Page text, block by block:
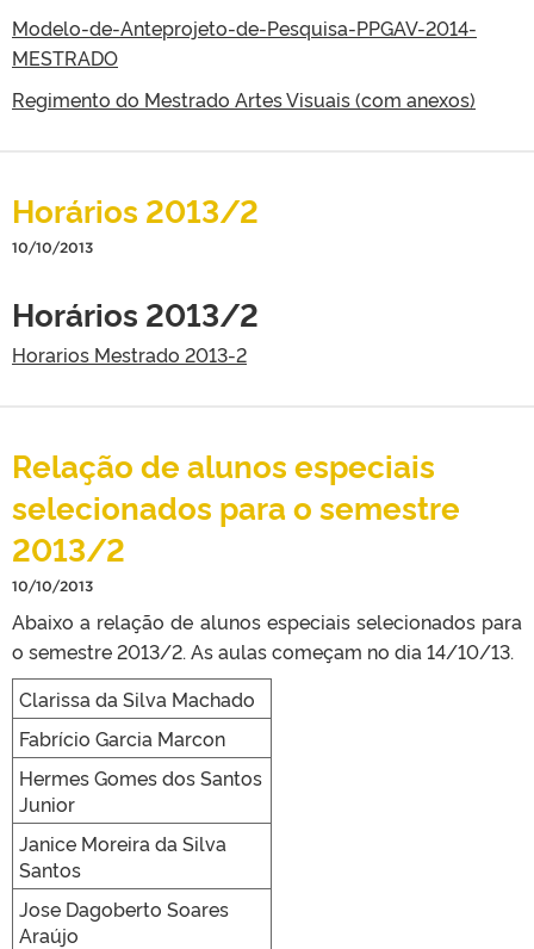
Modelo-de-Anteprojeto-de-Pesquisa-PPGAV-2014-
MESTRADO
Regimento do Mestrado Artes Visuais (com anexos)
Horários 2013/2
10/10/2013
Horários 2013/2
Horarios Mestrado 2013-2
Relação de alunos especiais
selecionados para o semestre
2013/2
10/10/2013
Abaixo a relação de alunos especiais selecionados para
o semestre 2013/2. As aulas começam no dia 14/10/13.
Clarissa da Silva Machado
Fabrício Garcia Marcon
Hermes Gomes dos Santos
Junior
Janice Moreira da Silva
Santos
Jose Dagoberto Soares
Araújo